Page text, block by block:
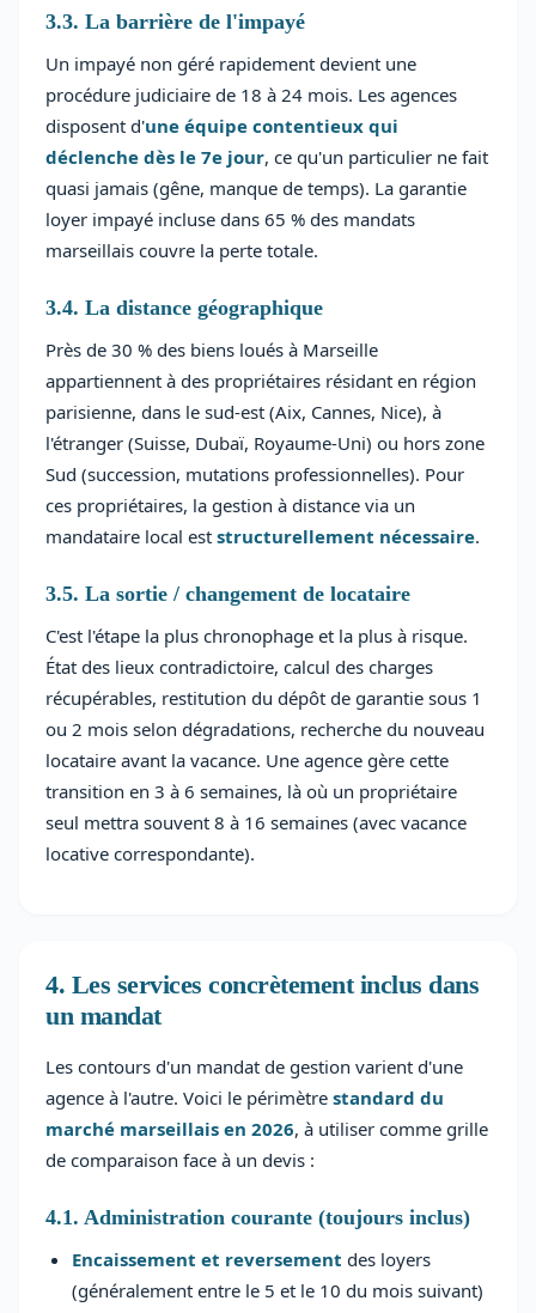
3.3. La barrière de l'impayé
Un impayé non géré rapidement devient une
procédure judiciaire de 18 à 24 mois. Les agences
disposent d'une équipe contentieux qui
déclenche dès le 7e jour, ce qu'un particulier ne fait
quasi jamais (gêne, manque de temps). La garantie
loyer impayé incluse dans 65 % des mandats
marseillais couvre la perte totale.
3.4. La distance géographique
Près de 30 % des biens loués à Marseille
appartiennent à des propriétaires résidant en région
parisienne, dans le sud-est (Aix, Cannes, Nice), à
l'étranger (Suisse, Dubaï, Royaume-Uni) ou hors zone
Sud (succession, mutations professionnelles). Pour
ces propriétaires, la gestion à distance via un
mandataire local est structurellement nécessaire.
3.5. La sortie / changement de locataire
C'est l'étape la plus chronophage et la plus à risque.
État des lieux contradictoire, calcul des charges
récupérables, restitution du dépôt de garantie sous 1
ou 2 mois selon dégradations, recherche du nouveau
locataire avant la vacance. Une agence gère cette
transition en 3 à 6 semaines, là où un propriétaire
seul mettra souvent 8 à 16 semaines (avec vacance
locative correspondante).
4. Les services concrètement inclus dans
un mandat
Les contours d'un mandat de gestion varient d'une
agence à l'autre. Voici le périmètre standard du
marché marseillais en 2026, à utiliser comme grille
de comparaison face à un devis :
4.1. Administration courante (toujours inclus)
Encaissement et reversement des loyers
(généralement entre le 5 et le 10 du mois suivant)